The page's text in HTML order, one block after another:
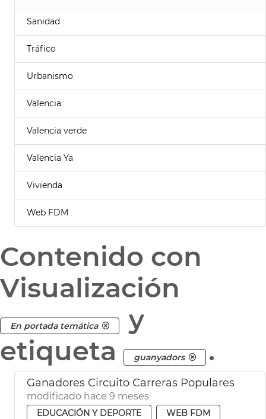
Sanidad
Tráfico
Urbanismo
Valencia
Valencia verde
Valencia Ya
Vivienda
Web FDM
Contenido con
Visualización
En portada temática
y
etiqueta
guanyadors .
Ganadores Circuito Carreras Populares
modificado hace 9 meses
EDUCACIÓN Y DEPORTE
WEB FDM